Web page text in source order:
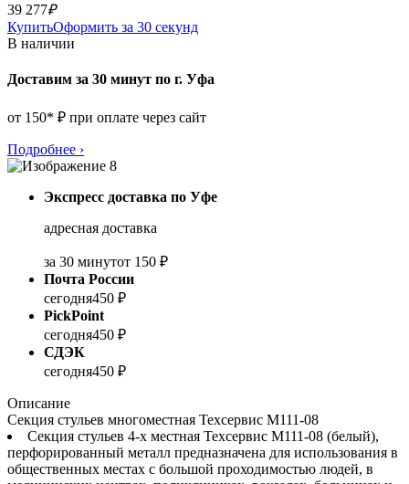
39 277₽
КупитьОформить за 30 секунд
В наличии
Доставим за 30 минут по г. Уфа
от 150* ₽ при оплате через сайт
Подробнее ›
Экспресс доставка по Уфе
адресная доставка
за 30 минутот 150 ₽
Почта России
сегодня450 ₽
PickPoint
сегодня450 ₽
СДЭК
сегодня450 ₽
Описание
Секция стульев многоместная Техсервис М111-08
Секция стульев 4-х местная Техсервис М111-08 (белый),
перфорированный металл предназначена для использования в
общественных местах с большой проходимостью людей, в